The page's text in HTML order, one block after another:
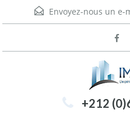
Envoyez-nous un e-
+212